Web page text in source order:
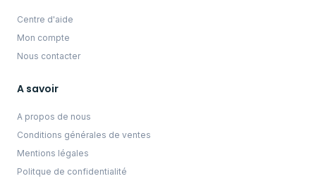
Centre d'aide
Mon compte
Nous contacter
A savoir
A propos de nous
Conditions générales de ventes
Mentions légales
Politque de confidentialité